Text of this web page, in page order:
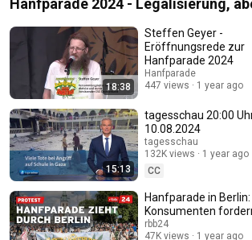
18:38
Steffen Geyer -
Eröffnungsrede zur
Hanfparade 2024
Hanfparade
447 views
1 year ago
15:13
tagesschau 20:00
10.08.2024
tagesschau
132K views
1 year ago
CC
Hanfparade in
Konsumenten
weitergehende
rbb24
47K views
1 year ago